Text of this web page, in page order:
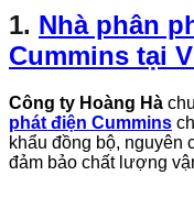
1. Nhà phân
Cummins tại
Công ty Hoàng Hà
phát điện Cummins
khẩu đồng bộ, nguyên
đảm bảo chất lượng